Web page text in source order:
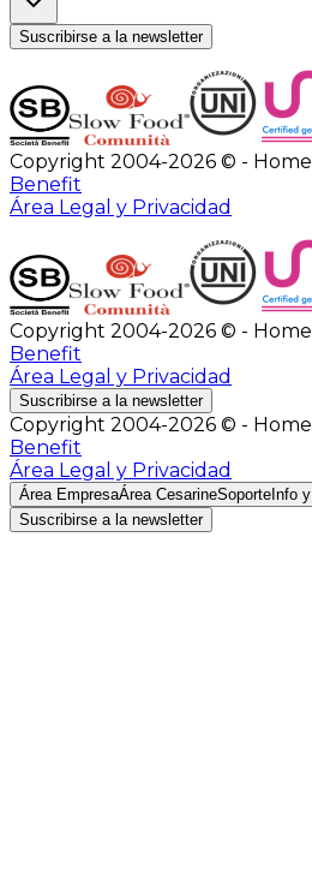
Suscribirse a la newsletter
Copyright 2004-2026 © - Home
Benefit
Área Legal y Privacidad
Copyright 2004-2026 © - Home
Benefit
Área Legal y Privacidad
Suscribirse a la newsletter
Copyright 2004-2026 © - Home
Benefit
Área Legal y Privacidad
Área EmpresaÁrea CesarineSoporte Info
Suscribirse a la newsletter